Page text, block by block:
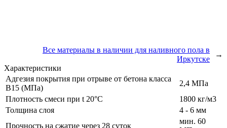
Все материалы в наличии для наливного пола в
Иркутске
→
Характеристики
Адгезия покрытия при отрыве от бетона класса
В15 (МПа)
2,4 МПа
Плотность смеси при t 20°C
1800 кг/м3
Толщина слоя
4 - 6 мм
Прочность на сжатие через 28 суток
мин. 60